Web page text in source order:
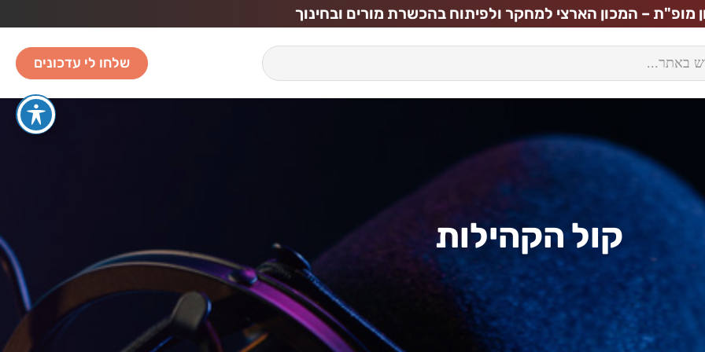
מופ"ת – המכון הארצי למחקר ולפיתוח בהכשרת מורים ובחינוך
שלחו לי עדכונים
קול הקהילות